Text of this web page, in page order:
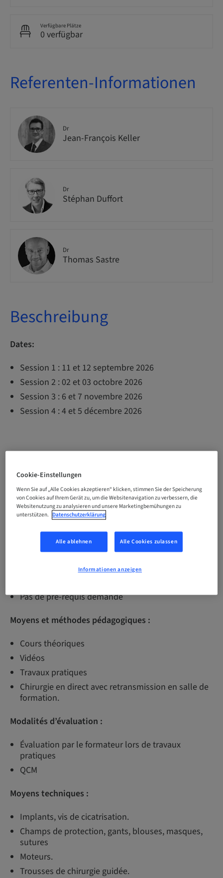
Verfügbare Plätze
0 verfügbar
Referenten-Informationen
Dr
Jean-François Keller
Dr
Stéphan Duffort
Dr
Thomas Sastre
Beschreibung
Dates:
Session 1 : 11 et 12 septembre 2026
Session 2 : 02 et 03 octobre 2026
Session 3 : 6 et 7 novembre 2026
Session 4 : 4 et 5 décembre 2026
Perfectionner ses connaissances dans la pose
d’implants par voie crestale. Améliorer sa pratique
pour réaliser des soulevés de sinus.
Praticiens uniquement ou avec leur assistante
Pas de pré-requis demandé
Moyens et méthodes pédagogiques :
Cours théoriques
Vidéos
Travaux pratiques
Chirurgie en direct avec retransmission en salle de
formation.
Modalités d’évaluation :
Évaluation par le formateur lors de travaux
pratiques
QCM
Moyens techniques :
Implants, vis de cicatrisation.
Champs de protection, gants, blouses, masques,
sutures
Moteurs.
Trousses de chirurgie guidée.
Cookie-Einstellungen
Wenn Sie auf „Alle Cookies akzeptieren“ klicken, stimmen Sie der Speicherung
von Cookies auf Ihrem Gerät zu, um die Websitenavigation zu verbessern, die
Websitenutzung zu analysieren und unsere Marketingbemühungen zu
unterstützen. Datenschutzerklärung
Alle ablehnen Alle Cookies zulassen
Informationen anzeigen